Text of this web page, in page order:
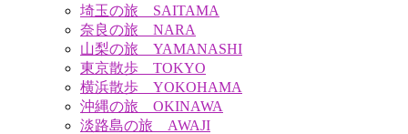
埼玉の旅 SAITAMA
奈良の旅 NARA
山梨の旅 YAMANASHI
東京散歩 TOKYO
横浜散歩 YOKOHAMA
沖縄の旅 OKINAWA
淡路島の旅 AWAJI